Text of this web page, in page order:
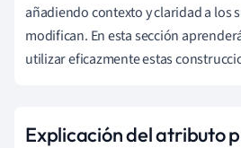
añadiendo contexto y claridad a los
modifican. En esta sección
utilizar eficazmente estas
Explicación del atributo